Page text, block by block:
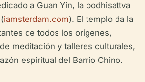
a Guan Yin, la bodhisattva
iamsterdam.com). El templo da la
de todos los orígenes,
meditación y talleres culturales,
espiritual del Barrio Chino.